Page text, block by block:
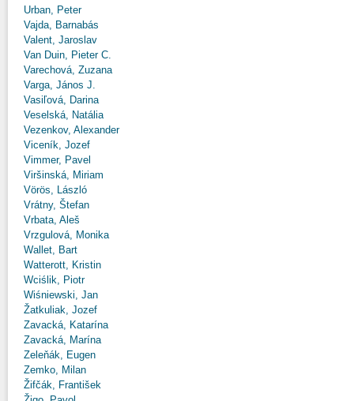
Urban, Peter
Vajda, Barnabás
Valent, Jaroslav
Van Duin, Pieter C.
Varechová, Zuzana
Varga, János J.
Vasiľová, Darina
Veselská, Natália
Vezenkov, Alexander
Viceník, Jozef
Vimmer, Pavel
Viršinská, Miriam
Vörös, László
Vrátny, Štefan
Vrbata, Aleš
Vrzgulová, Monika
Wallet, Bart
Watterott, Kristin
Wciślik, Piotr
Wiśniewski, Jan
Žatkuliak, Jozef
Zavacká, Katarína
Zavacká, Marína
Zeleňák, Eugen
Zemko, Milan
Žifčák, František